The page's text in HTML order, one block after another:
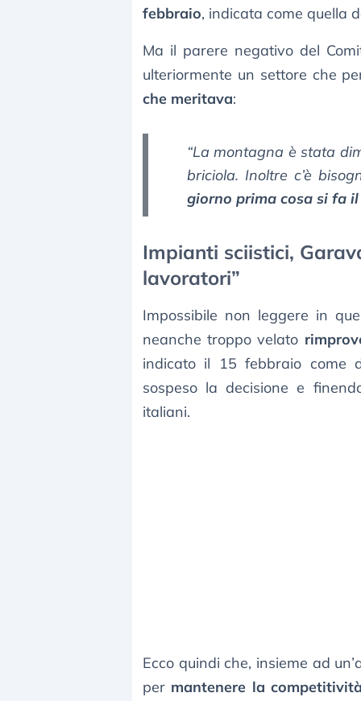
febbraio, indicata come quella
Ma il parere negativo del
ulteriormente un settore che
che meritava:
“La montagna è stata
briciola. Inoltre c’è
giorno prima cosa si fa
Impianti sciistici,
lavoratori”
Impossibile non leggere in
neanche troppo velato
indicato il 15 febbraio come
sospeso la decisione e
italiani.
Ecco quindi che, insieme ad
per mantenere la competitività